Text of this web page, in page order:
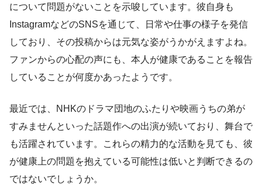
について問題がないことを示唆しています。彼自身も
InstagramなどのSNSを通じて、日常や仕事の様子を発信
しており、その投稿からは元気な姿がうかがえますよね。
ファンからの心配の声にも、本人が健康であることを報告
していることが何度かあったようです。
最近では、NHKのドラマ団地のふたりや映画うちの弟が
すみませんといった話題作への出演が続いており、舞台で
も活躍されています。これらの精力的な活動を見ても、彼
が健康上の問題を抱えている可能性は低いと判断できるの
ではないでしょうか。